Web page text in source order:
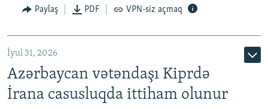
Paylaş PDF VPN-siz açmaq
İyul 31, 2026
Azərbaycan vətəndaşı Kiprdə
İrana casusluqda ittiham olunur